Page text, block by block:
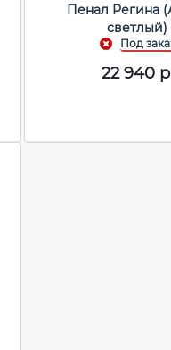
Пенал Регина
светлый)
22 940